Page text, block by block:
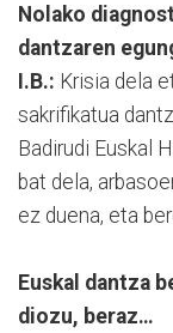
Nolako
dantzaren
I.B.: Krisia dela
sakrifikatua
Badirudi Euskal
bat dela,
ez duena, eta
Euskal dantza
diozu, beraz…